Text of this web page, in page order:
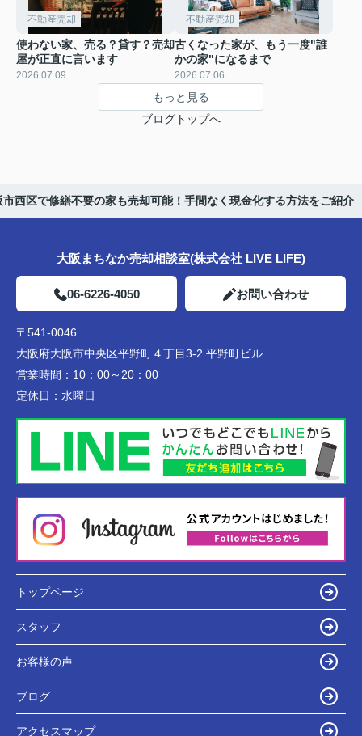
不動産売却
使わない家、売る？貸す？売却
屋が正直に言います
2026.07.09
不動産売却
古くなった家が、もう一度"誰
かの家"になるまで
2026.07.06
もっと見る
ブログトップへ
市西区で修繕不要の家も売却可能！手間なく現金化する方法をご紹介
大阪まちなか売却相談室(株式会社 LIVE LIFE)
06-6226-4050 お問い合わせ
〒541-0046
大阪府大阪市中央区平野町４丁目3-2 平野町ビル
営業時間： 10：00～20：00
定休日： 水曜日
トップページ
スタッフ
お客様の声
ブログ
アクセスマップ